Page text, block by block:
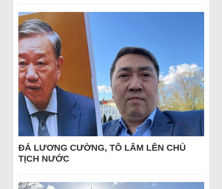
ĐÁ LƯƠNG CƯỜNG, TÔ LÂM LÊN CHỦ
TỊCH NƯỚC